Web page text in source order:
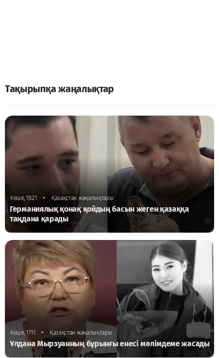
Тақырыпқа жаңалықтар
Кеше, 18:21 • Қазақстан жаңалықтары
Германиялық қонақ қойдың басын жеген қазаққа
таңдана қарады
Кеше, 17:11 • Қазақстан жаңалықтары
Ұлдана Мырзуанның бұрынғы енесі мәлімдеме жасады